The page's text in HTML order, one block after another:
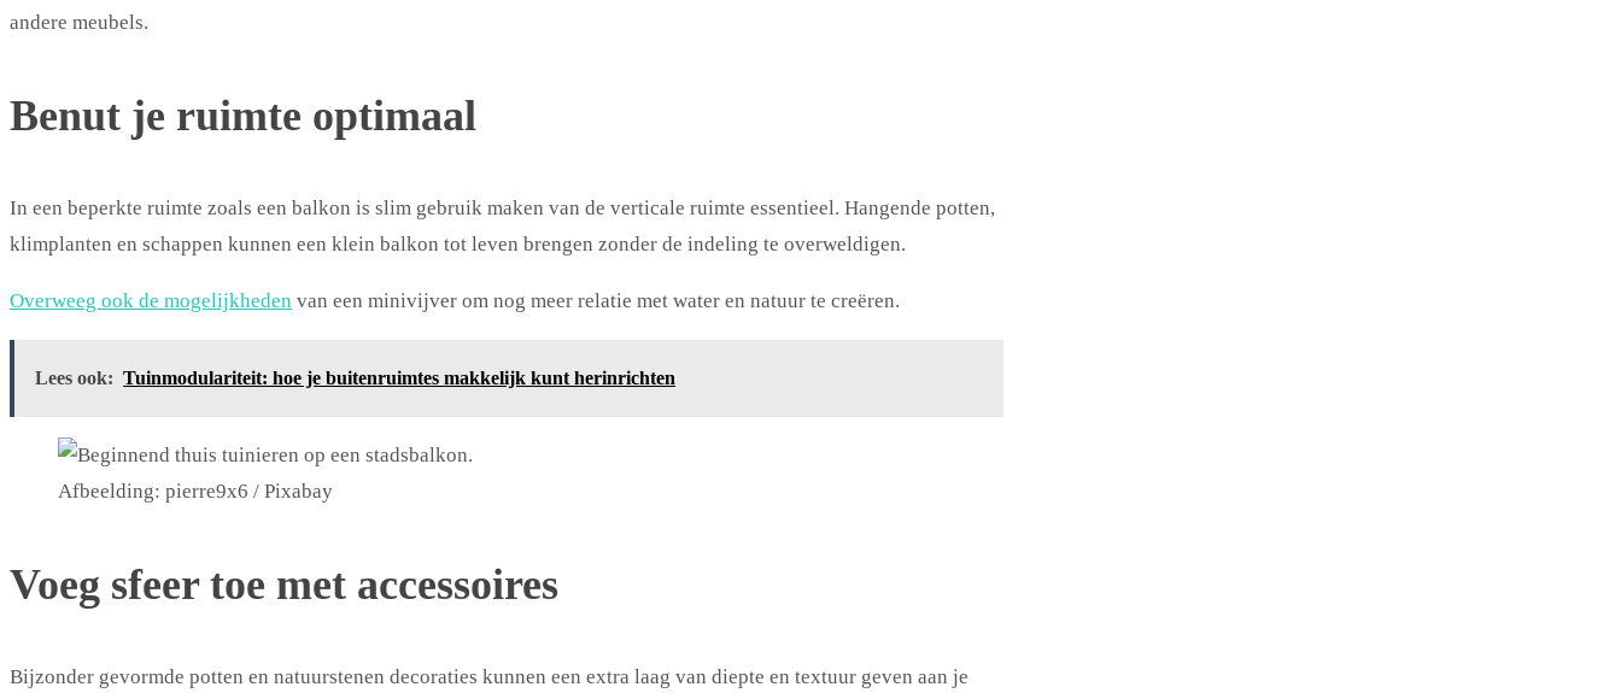
andere meubels.
Benut je ruimte optimaal
In een beperkte ruimte zoals een balkon is slim gebruik maken van de verticale ruimte essentieel. Hangende potten,
klimplanten en schappen kunnen een klein balkon tot leven brengen zonder de indeling te overweldigen.
Overweeg ook de mogelijkheden van een minivijver om nog meer relatie met water en natuur te creëren.
Lees ook: Tuinmodulariteit: hoe je buitenruimtes makkelijk kunt herinrichten
Afbeelding: pierre9x6 / Pixabay
Voeg sfeer toe met accessoires
Bijzonder gevormde potten en natuurstenen decoraties kunnen een extra laag van diepte en textuur geven aan je